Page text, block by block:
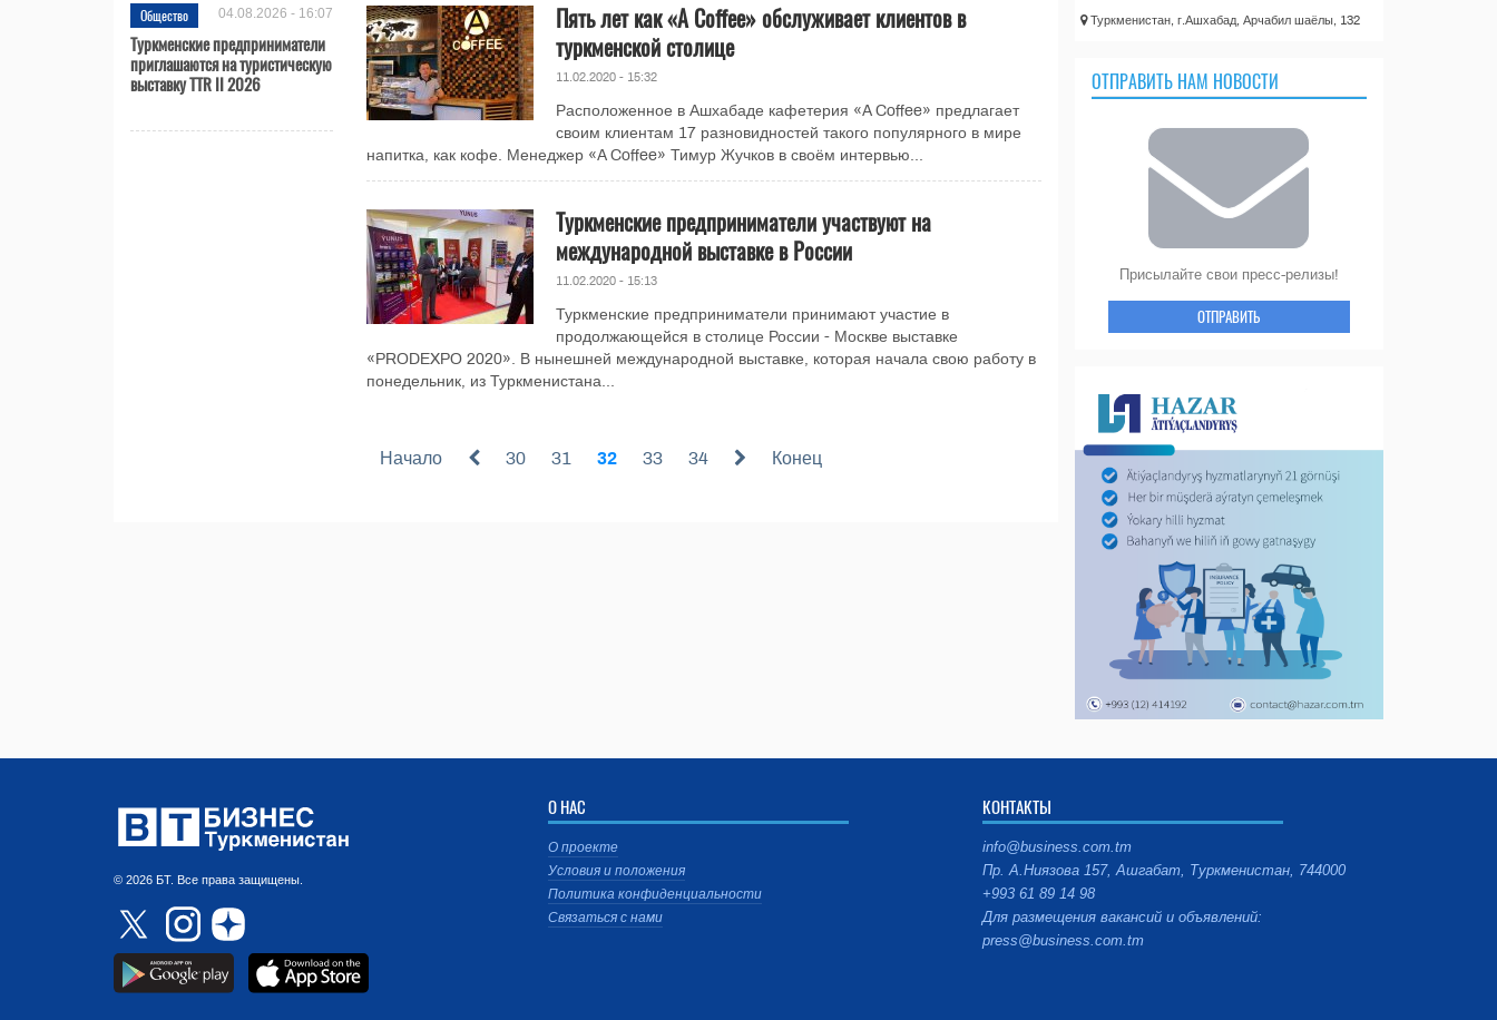
Общество 04.08.2026 - 16:07
Туркменские предприниматели
приглашаются на туристическую
выставку TTR II 2026
Пять лет как «A Coffee» обслуживает клиентов в
туркменской столице
11.02.2020 - 15:32
Расположенное в Ашхабаде кафетерия «A Coffee» предлагает
своим клиентам 17 разновидностей такого популярного в мире
напитка, как кофе. Менеджер «A Coffee» Тимур Жучков в своём интервью...
Туркменские предприниматели участвуют на
международной выставке в России
11.02.2020 - 15:13
Туркменские предприниматели принимают участие в
продолжающейся в столице России - Москве выставке
«PRODEXPO 2020». В нынешней международной выставке, которая начала свою работу в
понедельник, из Туркменистана...
Начало 30 31 32 33 34 Конец
Туркменистан, г.Ашхабад, Арчабил шаёлы, 132
ОТПРАВИТЬ НАМ НОВОСТИ
Присылайте свои пресс-релизы!
ОТПРАВИТЬ
© 2026 БТ. Все права защищены.
О НАС
О проекте
Условия и положения
Политика конфиденциальности
Связаться с нами
КОНТАКТЫ
info@business.com.tm
Пр. А.Ниязова 157, Ашгабат, Туркменистан, 744000
+993 61 89 14 98
Для размещения вакансий и объявлений:
press@business.com.tm